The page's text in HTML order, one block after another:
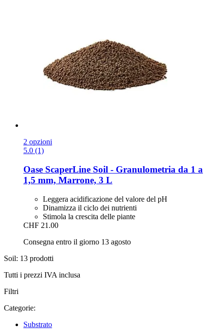
2 opzioni
5.0 (1)
Oase ScaperLine Soil -​ Granulometria da 1 a
1,5 mm, Marrone, 3 L
Leggera acidificazione del valore del pH
Dinamizza il ciclo dei nutrienti
Stimola la crescita delle piante
CHF 21.00
Consegna entro il giorno 13 agosto
Soil: 13 prodotti
Tutti i prezzi IVA inclusa
Filtri
Categorie:
Substrato